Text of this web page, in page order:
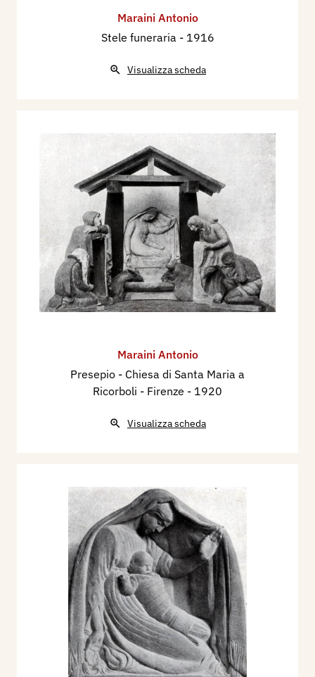
Maraini Antonio
Stele funeraria - 1916
Visualizza scheda
Maraini Antonio
Presepio - Chiesa di Santa Maria a
Ricorboli - Firenze - 1920
Visualizza scheda